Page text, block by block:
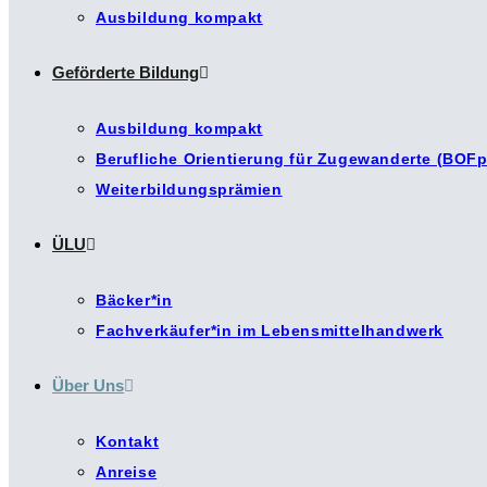
Ausbildung kompakt
Geförderte Bildung
Ausbildung kompakt
Berufliche Orientierung für Zugewanderte
Weiterbildungsprämien
ÜLU
Bäcker*in
Fachverkäufer*in im Lebensmittelhandwerk
Über Uns
Kontakt
Anreise